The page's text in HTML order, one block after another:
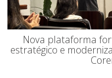
Nova plataforma
estratégico e